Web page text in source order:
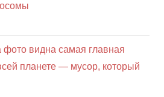
фото видна самая главная
планете — мусор, который